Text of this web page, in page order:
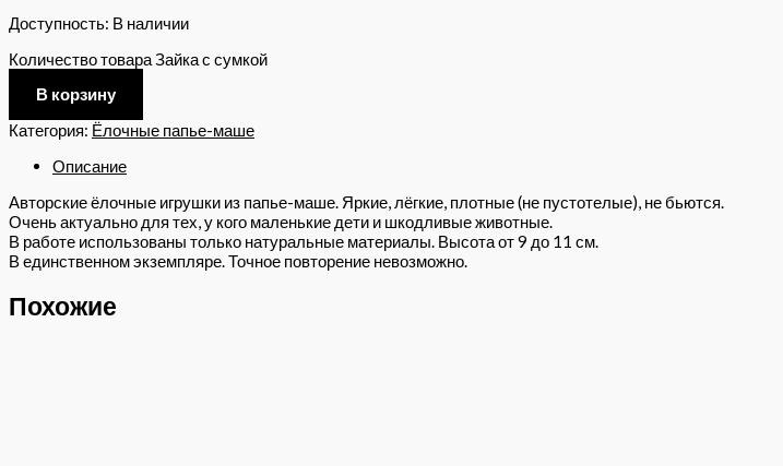
Доступность: В наличии
Количество товара Зайка с сумкой
В корзину
Категория: Ёлочные папье-маше
Описание
Авторские ёлочные игрушки из папье-маше. Яркие, лёгкие, плотные (не пустотелые), не бьются.
Очень актуально для тех, у кого маленькие дети и шкодливые животные.
В работе использованы только натуральные материалы. Высота от 9 до 11 см.
В единственном экземпляре. Точное повторение невозможно.
Похожие